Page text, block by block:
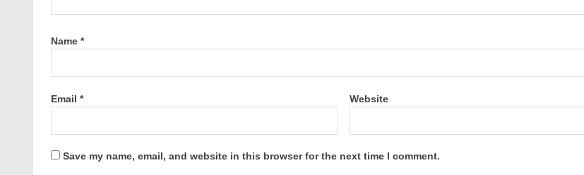
Name *
Email * Website
Save my name, email, and website in this browser for the next time I comment.